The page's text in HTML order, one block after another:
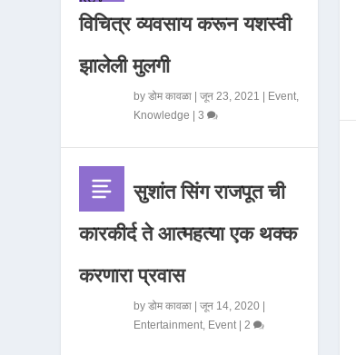
विचित्र व्यवसाय करून यशस्वी
झालेली मुलगी
byडोम कावळा |जून 23, 2021 | Event
Knowledge |3
सुशांत सिंग राजपूत ची
कारकीर्द ते आत्महत्या एक थक्क
करणारा प्रवास
byडोम कावळा |जून 14, 2020 |
Entertainment Event | 2